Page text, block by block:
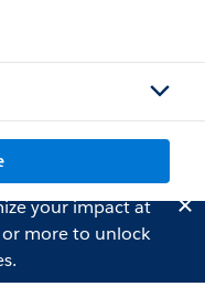
your impact at
more to unlock